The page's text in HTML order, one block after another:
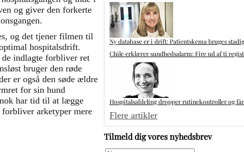
og giver den forkerte
og det tjener filmen til
hospitalsdrift.
indlagte forbliver ret
bruger den røde
er også den søde ældre
for sin hund
har tid til at lægge
arketyper mere
Ny database er i drift: Patientskema bruges
Chile erklærer sundhedsalarm: Fire ud af ti
Hospitalsafdeling dropper rutinekontroller og
Flere artikler
Tilmeld dig vores nyhedsbrev